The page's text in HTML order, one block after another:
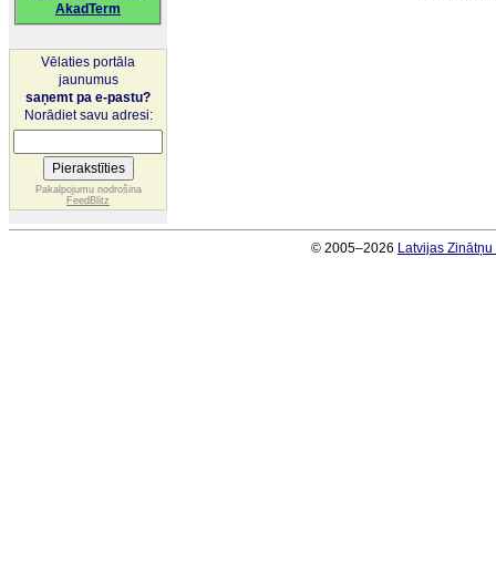
AkadTerm
Vēlaties portāla
jaunumus
saņemt pa e-pastu?
Norādiet savu adresi:
Pakalpojumu nodrošina
FeedBlitz
© 2005–2026 Latvijas